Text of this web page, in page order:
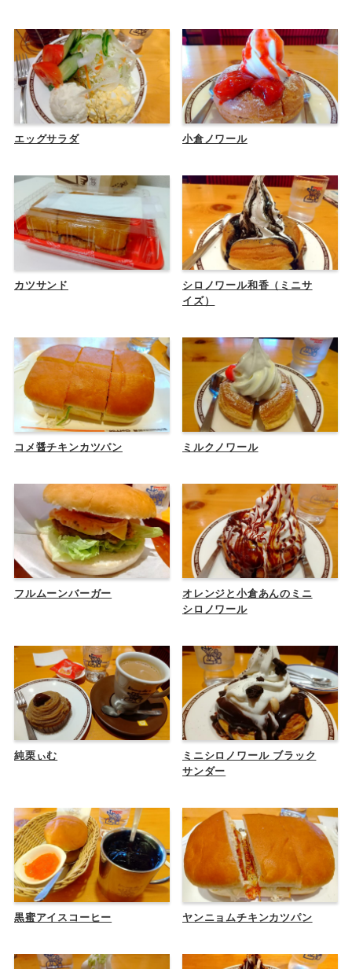
エッグサラダ 小倉ノワール
カツサンド
シロノワール和香（ミニサ
イズ）
コメ醤チキンカツパン ミルクノワール
フルムーンバーガー
オレンジと小倉あんのミニ
シロノワール
純栗ぃむ
ミニシロノワール ブラック
サンダー
黒蜜アイスコーヒー ヤンニョムチキンカツパン